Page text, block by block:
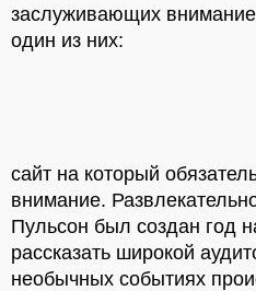
заслуживающих
один из них:
сайт на который
внимание.
Пульсон был создан год
рассказать широкой
необычных событиях